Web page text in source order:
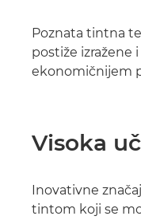
Poznata tintna
postiže izražene
ekonomičnijem
Visoka
Inovativne
tintom koji se